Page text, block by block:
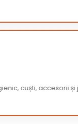
cuști, accesorii